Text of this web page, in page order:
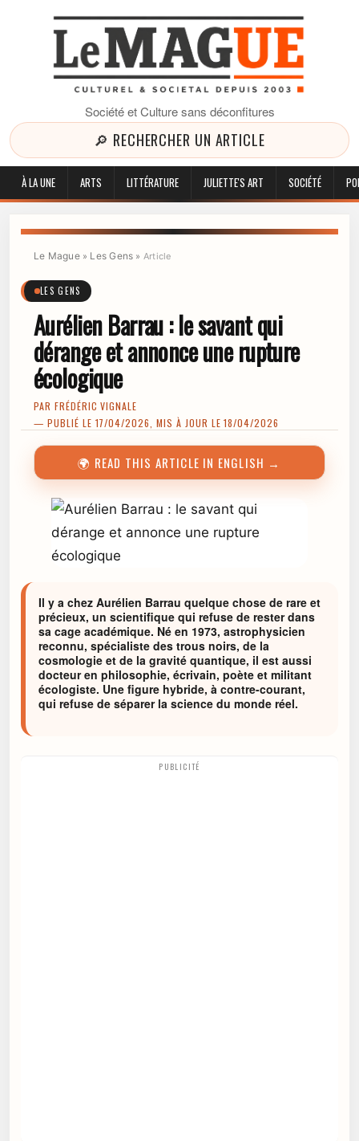
Société et Culture sans déconfitures
🔎 RECHERCHER UN ARTICLE
À LA UNE ARTS LITTÉRATURE JULIETTE'S ART SOCIÉTÉ
Le Mague» Les Gens » Article
LES GENS
Aurélien Barrau : le savant qui
dérange et annonce une rupture
écologique
PAR FRÉDÉRIC VIGNALE
— PUBLIÉ LE 17/04/2026, MIS À JOUR LE 18/04/2026
🌍 READ THIS ARTICLE IN ENGLISH →
Il y a chez Aurélien Barrau quelque chose de rare et
précieux, un scientifique qui refuse de rester dans
sa cage académique. Né en 1973, astrophysicien
reconnu, spécialiste des trous noirs, de la
cosmologie et de la gravité quantique, il est aussi
docteur en philosophie, écrivain, poète et militant
écologiste. Une figure hybride, à contre-courant,
qui refuse de séparer la science du monde réel.
PUBLICITÉ